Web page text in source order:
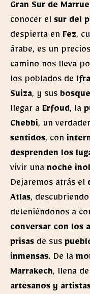
Gran Sur de
conocer el sur del
despierta en Fez,
árabe, es un
camino nos lleva
los poblados de
Suiza, y sus
llegar a Erfoud, la
Chebbi, un
sentidos, con
desprenden los
vivir una noche
Dejaremos atrás el
Atlas, descubriendo
deteniéndonos a
conversar con los
prisas de sus
inmensas. De la
Marrakech, llena de
artesanos y